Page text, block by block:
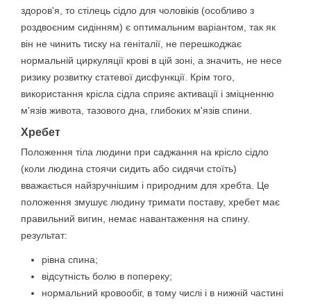
здоров'я, то стілець сідло для чоловіків (особливо з
роздвоєним сидінням) є оптимальним варіантом, так як
він не чинить тиску на геніталії, не перешкоджає
нормальній циркуляції крові в цій зоні, а значить, не несе
ризику розвитку статевої дисфункції. Крім того,
використання крісла сідла сприяє активації і зміцненню
м'язів живота, тазового дна, глибоких м'язів спини.
Хребет
Положення тіла людини при саджання на крісло сідло
(коли людина стоячи сидить або сидячи стоїть)
вважається найзручнішим і природним для хребта. Це
положення змушує людину тримати поставу, хребет має
правильний вигин, немає навантаження на спину.
результат:
рівна спина;
відсутність болю в попереку;
нормальний кровообіг, в тому числі і в нижній частині